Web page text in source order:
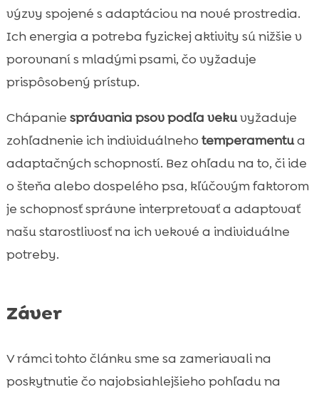
výzvy spojené s adaptáciou na nové prostredia.
Ich energia a potreba fyzickej aktivity sú nižšie v
porovnaní s mladými psami, čo vyžaduje
prispôsobený prístup.
Chápanie správania psov podľa vekuvyžaduje
zohľadnenie ich individuálneho temperamentua
adaptačných schopností. Bez ohľadu na to, či ide
o šteňa alebo dospelého psa, kľúčovým faktorom
je schopnosť správne interpretovať a adaptovať
našu starostlivosť na ich vekové a individuálne
potreby.
Záver
V rámci tohto článku sme sa zameriavali na
poskytnutie čo najobsiahlejšieho pohľadu na